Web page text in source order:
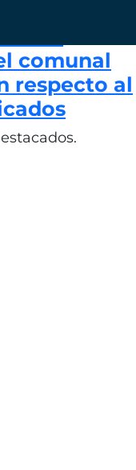
de
comunal
respecto al